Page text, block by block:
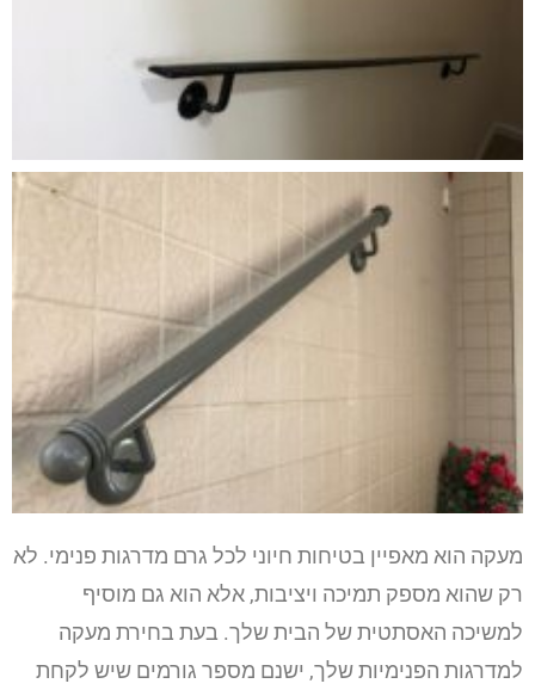
מעקה הוא מאפיין בטיחות חיוני לכל גרם מדרגות פנימי. לא
רק שהוא מספק תמיכה ויציבות, אלא הוא גם מוסיף
למשיכה האסתטית של הבית שלך. בעת בחירת מעקה
למדרגות הפנימיות שלך, ישנם מספר גורמים שיש לקחת